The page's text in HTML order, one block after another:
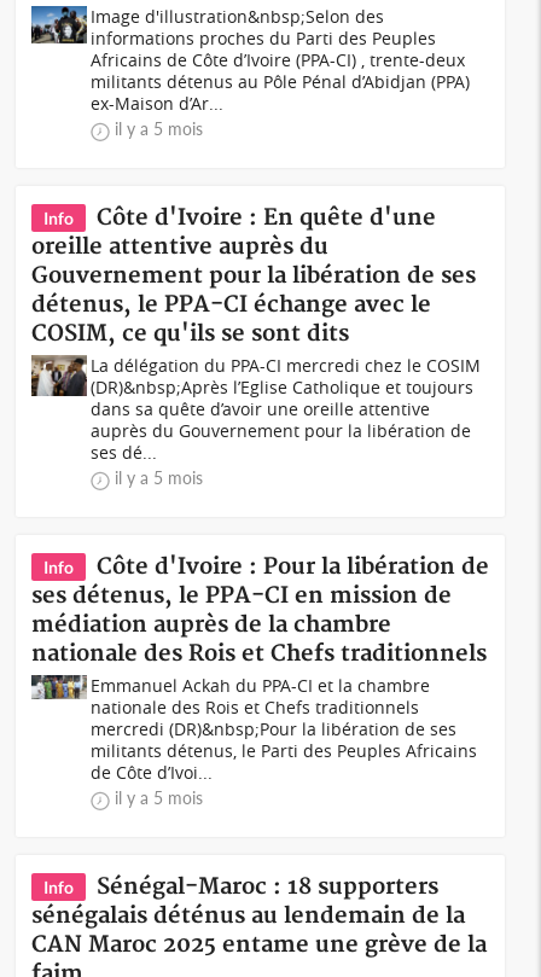
Image d'illustration&nbsp;Selon des
informations proches du Parti des Peuples
Africains de Côte d’Ivoire (PPA-CI) , trente-deux
militants détenus au Pôle Pénal d’Abidjan (PPA)
ex-Maison d’Ar...
il y a 5 mois
Info
Côte d'Ivoire : En quête d'une
oreille attentive auprès du
Gouvernement pour la libération de ses
détenus, le PPA-CI échange avec le
COSIM, ce qu'ils se sont dits
La délégation du PPA-CI mercredi chez le COSIM
(DR)&nbsp;Après l’Eglise Catholique et toujours
dans sa quête d’avoir une oreille attentive
auprès du Gouvernement pour la libération de
ses dé...
il y a 5 mois
Info
Côte d'Ivoire : Pour la libération de
ses détenus, le PPA-CI en mission de
médiation auprès de la chambre
nationale des Rois et Chefs traditionnels
Emmanuel Ackah du PPA-CI et la chambre
nationale des Rois et Chefs traditionnels
mercredi (DR)&nbsp;Pour la libération de ses
militants détenus, le Parti des Peuples Africains
de Côte d’Ivoi...
il y a 5 mois
Info
Sénégal-Maroc : 18 supporters
sénégalais déténus au lendemain de la
CAN Maroc 2025 entame une grève de la